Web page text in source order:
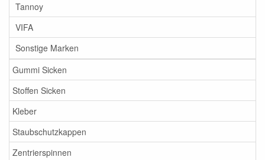
Tannoy
VIFA
Sonstige Marken
Gummi Sicken
Stoffen Sicken
Kleber
Staubschutzkappen
Zentrierspinnen